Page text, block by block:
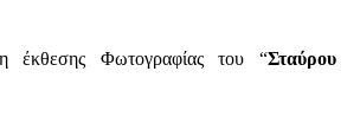
έκθεσης Φωτογραφίας του “Σταύρου